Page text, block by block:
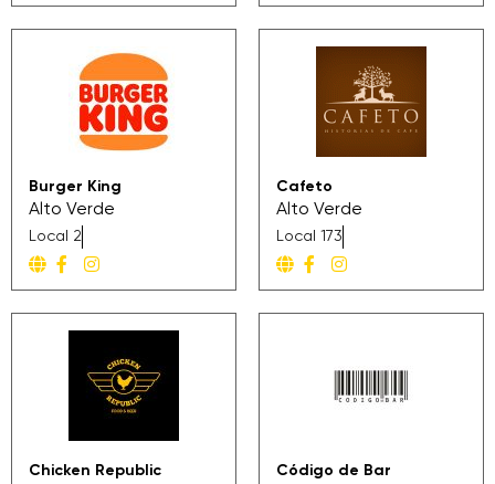
Burger King
Alto Verde
Local 2
Cafeto
Alto Verde
Local 173
Chicken Republic Código de Bar